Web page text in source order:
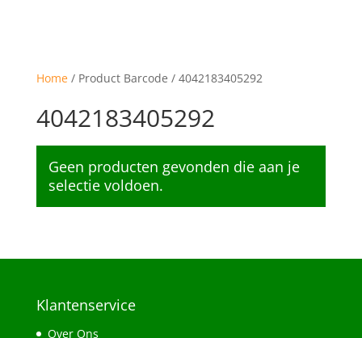
Home/ Product Barcode / 4042183405292
4042183405292
Geen producten gevonden die aan je
selectie voldoen.
Klantenservice
Over Ons